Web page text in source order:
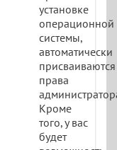
установке
операционной
системы,
автоматически
присваиваются
права
Кроме
того, у вас
будет